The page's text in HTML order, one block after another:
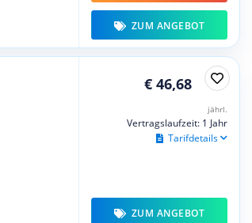
ZUM ANGEBOT
€ 46,68
jährl.
Vertragslaufzeit: 1 Jahr
Tarifdetails
ZUM ANGEBOT